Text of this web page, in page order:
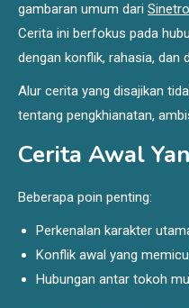
gambaran umum dari
Cerita ini berfokus pada
dengan konflik, rahasia, dan
Alur cerita yang disajikan
tentang pengkhianatan,
Cerita Awal
Beberapa poin penting:
Perkenalan karakter
Konflik awal yang
Hubungan antar tokoh